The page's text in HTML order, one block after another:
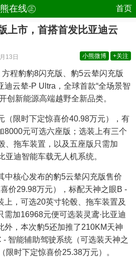
在线㊣ 首页
上市，首搭首发比亚迪云
13日 小熊微博 +关注
方程豹豹8闪充版、豹5云辇闪充版
迪云辇-P Ultra，全球首款“全场景智
创新能源高端越野全新品类。
（限时下定惊喜价40.98万元），有
8000元可选六座版；选装上有三个
、拖车装置，以及五座版只需加
亚迪智能车载无人机系统。
中核心发布的豹5云辇闪充版售价
价29.98万元），标配天神之眼B -
上，可选20英寸轮毂、拖车装置及
需加16968元便可选装灵鸢·比亚迪
外，本次豹5还加推了210KM天神
- 智能辅助驾驶系统（可选装天神之
限时下定惊喜价25.38万元）。